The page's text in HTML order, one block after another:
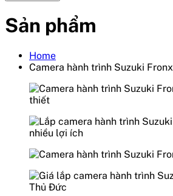
Sản phẩm
Home
Camera hành trình Suzuki Fronx